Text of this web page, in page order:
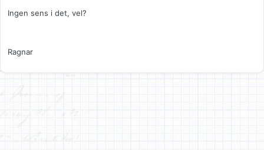
Ingen sens i det, vel?
Ragnar